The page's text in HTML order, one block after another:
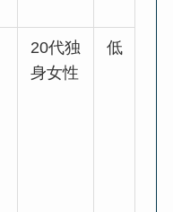
20代独
身女性
低